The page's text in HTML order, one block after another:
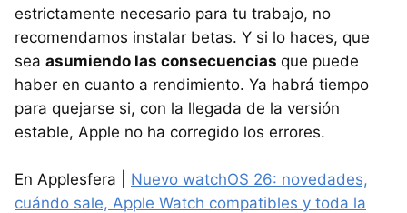
estrictamente necesario para tu trabajo, no
recomendamos instalar betas. Y si lo haces, que
sea asumiendo las consecuencias que puede
haber en cuanto a rendimiento. Ya habrá tiempo
para quejarse si, con la llegada de la versión
estable, Apple no ha corregido los errores.
En Applesfera | Nuevo watchOS 26: novedades,
cuándo sale, Apple Watch compatibles y toda la